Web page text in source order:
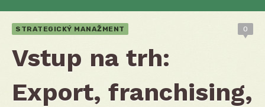
STRATEGICKÝ MANAŽMENT 0
Vstup na trh:
Export, franchising,